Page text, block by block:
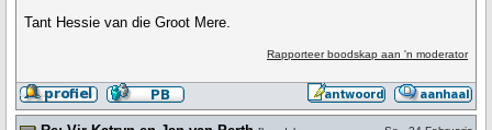
Tant Hessie van die Groot Mere.
Rapporteer boodskap aan 'n moderator